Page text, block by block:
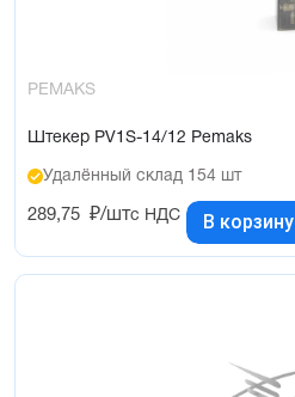
PEMAKS
Штекер PV1S-14/12 Pemaks
Удалённый склад 154 шт
289,75 ₽/штс НДС В корзину